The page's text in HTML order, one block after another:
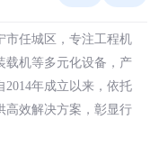
市任城区，专注工程机
载机等多元化设备，产
年成立以来，依托
高效解决方案，彰显行